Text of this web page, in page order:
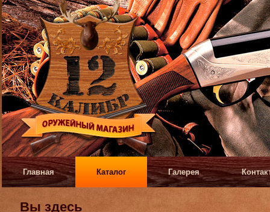
Главная Каталог Галерея
Вы здесь